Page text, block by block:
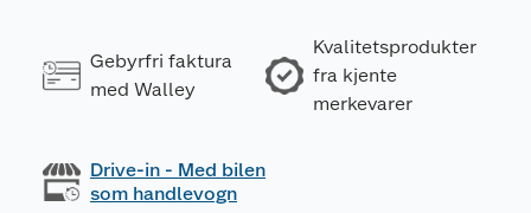
Gebyrfri faktura
med Walley
Kvalitetsprodukter
fra kjente
merkevarer
Drive-in - Med bilen
som handlevogn